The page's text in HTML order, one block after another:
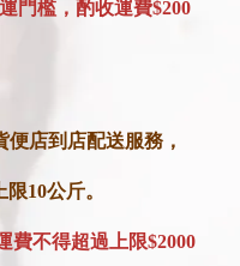
門檻，酌收運費$200
店到店配送服務，
10公斤。
費不得超過上限$2000